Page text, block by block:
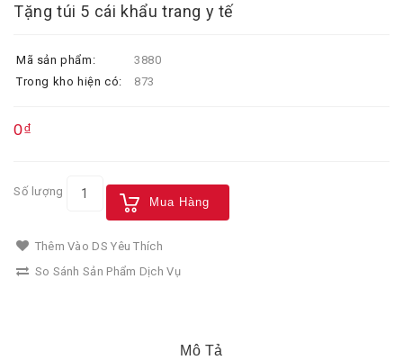
Tặng túi 5 cái khẩu trang y tế
Mã sản phẩm:
3880
Trong kho hiện có:
873
0₫
Số lượng
Mua Hàng
Thêm Vào DS Yêu Thích
So Sánh Sản Phẩm Dịch Vụ
Mô Tả